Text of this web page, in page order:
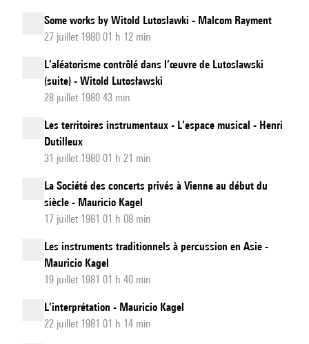
Some works by Witold Lutoslawki - Malcom Rayment
27 juillet 1980 01 h 12 min
L’aléatorisme contrôlé dans l’œuvre de Lutoslawski
(suite) - Witold Lutosławski
28 juillet 1980 43 min
Les territoires instrumentaux - L’espace musical - Henri
Dutilleux
31 juillet 1980 01 h 21 min
La Société des concerts privés à Vienne au début du
siècle - Mauricio Kagel
17 juillet 1981 01 h 08 min
Les instruments traditionnels à percussion en Asie -
Mauricio Kagel
19 juillet 1981 01 h 40 min
L’interprétation - Mauricio Kagel
22 juillet 1981 01 h 14 min